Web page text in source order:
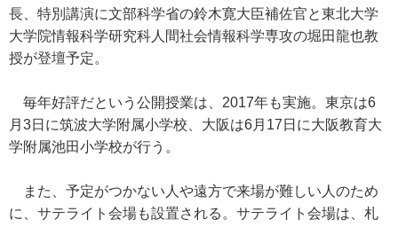
長、特別講演に文部科学省の鈴木寛大臣補佐官と東北大学
大学院情報科学研究科人間社会情報科学専攻の堀田龍也教
授が登壇予定。
毎年好評だという公開授業は、2017年も実施。東京は6
月3日に筑波大学附属小学校、大阪は6月17日に大阪教育大
学附属池田小学校が行う。
また、予定がつかない人や遠方で来場が難しい人のため
に、サテライト会場も設置される。サテライト会場は、札